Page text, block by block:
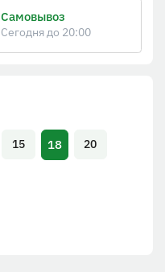
15 18 20
Самовывоз
Сегодня до 20:00